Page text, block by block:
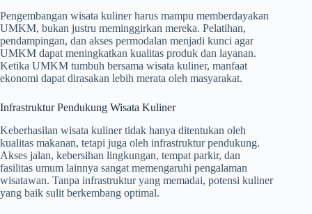
Pengembangan wisata kuliner harus mampu memberdayakan
UMKM, bukan justru meminggirkan mereka. Pelatihan,
pendampingan, dan akses permodalan menjadi kunci agar
UMKM dapat meningkatkan kualitas produk dan layanan.
Ketika UMKM tumbuh bersama wisata kuliner, manfaat
ekonomi dapat dirasakan lebih merata oleh masyarakat.
Infrastruktur Pendukung Wisata Kuliner
Keberhasilan wisata kuliner tidak hanya ditentukan oleh
kualitas makanan, tetapi juga oleh infrastruktur pendukung.
Akses jalan, kebersihan lingkungan, tempat parkir, dan
fasilitas umum lainnya sangat memengaruhi pengalaman
wisatawan. Tanpa infrastruktur yang memadai, potensi kuliner
yang baik sulit berkembang optimal.